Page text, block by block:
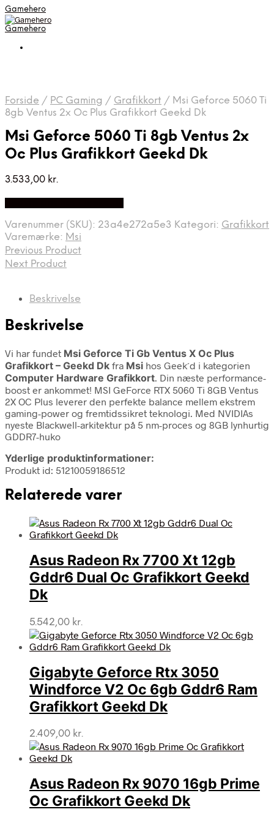
Gamehero
Gamehero
Forside / PC Gaming / Grafikkort / Msi Geforce 5060 Ti
8gb Ventus 2x Oc Plus Grafikkort Geekd Dk
Msi Geforce 5060 Ti 8gb Ventus 2x
Oc Plus Grafikkort Geekd Dk
3.533,00 kr.
Varenummer (SKU): 23a4e272a5e3 Kategori: Grafikkort
Varemærke: Msi
Previous Product
Next Product
Beskrivelse
Beskrivelse
Vi har fundet Msi Geforce Ti Gb Ventus X Oc Plus
Grafikkort – Geekd Dk fra Msi hos Geek´d i kategorien
Computer Hardware Grafikkort. Din næste performance-
boost er ankommet! MSI GeForce RTX 5060 Ti 8GB Ventus
2X OC Plus leverer den perfekte balance mellem ekstrem
gaming-power og fremtidssikret teknologi. Med NVIDIAs
nyeste Blackwell-arkitektur på 5 nm-proces og 8GB lynhurtig
GDDR7-huko
Yderlige produktinformationer:
Produkt id: 51210059186512
Relaterede varer
Asus Radeon Rx 7700 Xt 12gb
Gddr6 Dual Oc Grafikkort Geekd
Dk
5.542,00 kr.
Gigabyte Geforce Rtx 3050
Windforce V2 Oc 6gb Gddr6 Ram
Grafikkort Geekd Dk
2.409,00 kr.
Asus Radeon Rx 9070 16gb Prime
Oc Grafikkort Geekd Dk